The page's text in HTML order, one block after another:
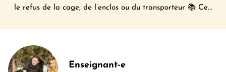
le refus de la cage, de l’enclos ou du transporteur 📚 Ce...
Enseignant-e